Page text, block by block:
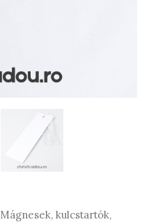
Mágnesek, kulcstartók,